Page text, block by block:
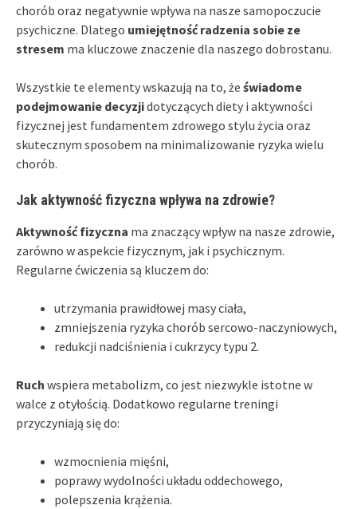
chorób oraz negatywnie wpływa na nasze samopoczucie
psychiczne. Dlatego umiejętność radzenia sobie ze
stresem ma kluczowe znaczenie dla naszego dobrostanu.
Wszystkie te elementy wskazują na to, że świadome
podejmowanie decyzjidotyczących diety i aktywności
fizycznej jest fundamentem zdrowego stylu życia oraz
skutecznym sposobem na minimalizowanie ryzyka wielu
chorób.
Jak aktywność fizyczna wpływa na zdrowie?
Aktywność fizyczna ma znaczący wpływ na nasze zdrowie,
zarówno w aspekcie fizycznym, jak i psychicznym.
Regularne ćwiczenia są kluczem do:
utrzymania prawidłowej masy ciała,
zmniejszenia ryzyka chorób sercowo-naczyniowych,
redukcji nadciśnienia i cukrzycy typu 2.
Ruch wspiera metabolizm, co jest niezwykle istotne w
walce z otyłością. Dodatkowo regularne treningi
przyczyniają się do:
wzmocnienia mięśni,
poprawy wydolności układu oddechowego,
polepszenia krążenia.